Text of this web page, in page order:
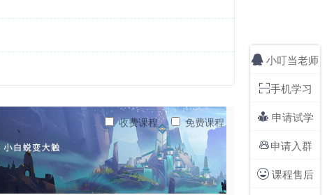
收费课程 免费课程
 小叮当老师
手机学习
 申请试学
申请入群
课程售后